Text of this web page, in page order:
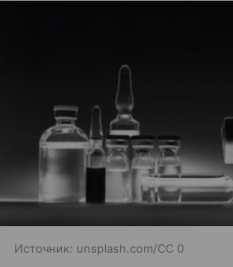
Источник: unsplash.com/CC 0